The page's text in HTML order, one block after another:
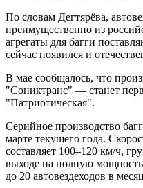
По словам Дегтярёва,
преимущественно из
агрегаты для багги
сейчас появился и
В мае сообщалось, что
"Сониктранс" — станет
"Патриотическая".
Серийное производство
марте текущего года.
составляет 100–120 км/ч,
выходе на полную
до 20 автовездеходов в